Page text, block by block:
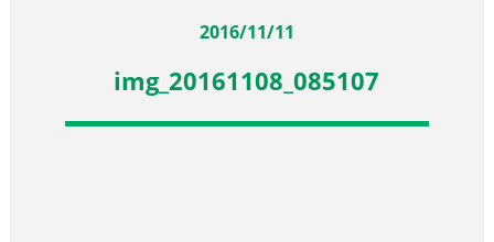
2016/11/11
img_20161108_085107